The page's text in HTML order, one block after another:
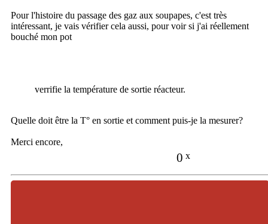
Pour l'histoire du passage des gaz aux soupapes, c'est très
intéressant, je vais vérifier cela aussi, pour voir si j'ai réellement
bouché mon pot
verrifie la température de sortie réacteur.
Quelle doit être la T° en sortie et comment puis-je la mesurer?
Merci encore,
0 x